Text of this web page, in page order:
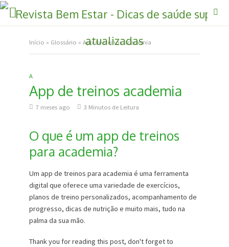
Início » Glossário » App de treinos academia
A
App de treinos academia
7 meses ago 3 Minutos de Leitura
O que é um app de treinos
para academia?
Um app de treinos para academia é uma ferramenta
digital que oferece uma variedade de exercícios,
planos de treino personalizados, acompanhamento de
progresso, dicas de nutrição e muito mais, tudo na
palma da sua mão.
Thank you for reading this post, don't forget to